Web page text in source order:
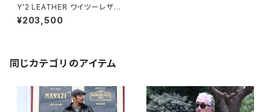
Y'2 LEATHER ワイツーレザー
HAND DYED HORSE DOUB
LE RIDERS ハンドデッドホース
¥203,500
同じカテゴリのアイテム